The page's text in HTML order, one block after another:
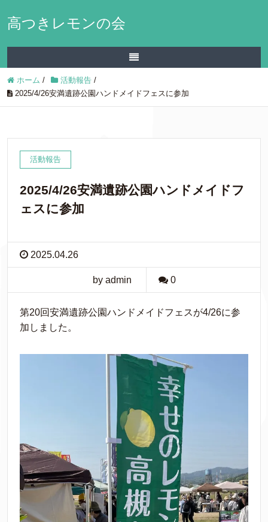
高つきレモンの会
ホーム / 活動報告 /
2025/4/26安満遺跡公園ハンドメイドフェスに参加
活動報告
2025/4/26安満遺跡公園ハンドメイドフ
ェスに参加
2025.04.26
by admin 0
第20回安満遺跡公園ハンドメイドフェスが4/26に参
加しました。